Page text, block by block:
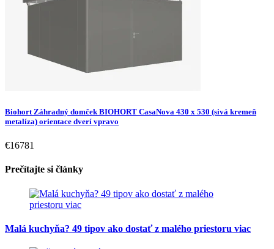
Biohort Záhradný domček BIOHORT CasaNova 430 x 530 (sivá kremeň
metalíza) orientace dverí vpravo
€16781
Prečítajte si články
Malá kuchyňa? 49 tipov ako dostať z malého priestoru viac